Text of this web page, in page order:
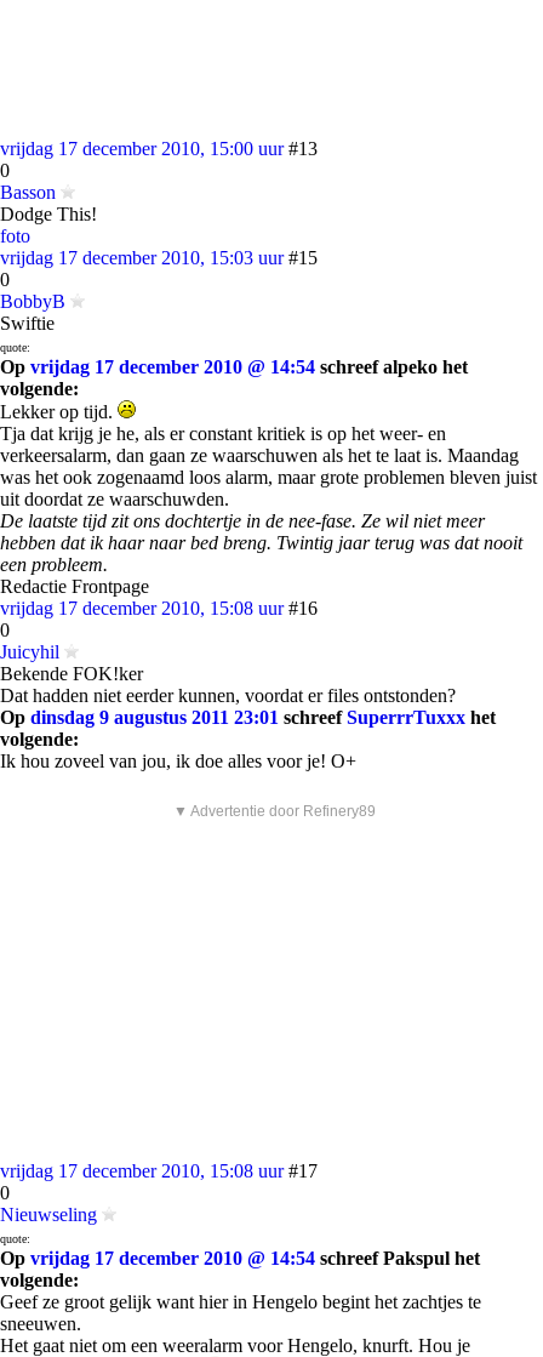
vrijdag 17 december 2010, 15:00 uur #13
0
Basson
Dodge This!
foto
vrijdag 17 december 2010, 15:03 uur #15
0
BobbyB
Swiftie
quote:
Op vrijdag 17 december 2010 @ 14:54 schreef alpeko het
volgende:
Lekker op tijd.
Tja dat krijg je he, als er constant kritiek is op het weer- en
verkeersalarm, dan gaan ze waarschuwen als het te laat is. Maandag
was het ook zogenaamd loos alarm, maar grote problemen bleven juist
uit doordat ze waarschuwden.
De laatste tijd zit ons dochtertje in de nee-fase. Ze wil niet meer
hebben dat ik haar naar bed breng. Twintig jaar terug was dat nooit
een probleem.
Redactie Frontpage
vrijdag 17 december 2010, 15:08 uur #16
0
Juicyhil
Bekende FOK!ker
Dat hadden niet eerder kunnen, voordat er files ontstonden?
Op dinsdag 9 augustus 2011 23:01 schreefSuperrrTuxxx het
volgende:
Ik hou zoveel van jou, ik doe alles voor je! O+
▼ Advertentie door Refinery89
vrijdag 17 december 2010, 15:08 uur #17
0
Nieuwseling
quote:
Op vrijdag 17 december 2010 @ 14:54 schreef Pakspul het
volgende:
Geef ze groot gelijk want hier in Hengelo begint het zachtjes te
sneeuwen.
Het gaat niet om een weeralarm voor Hengelo, knurft. Hou je